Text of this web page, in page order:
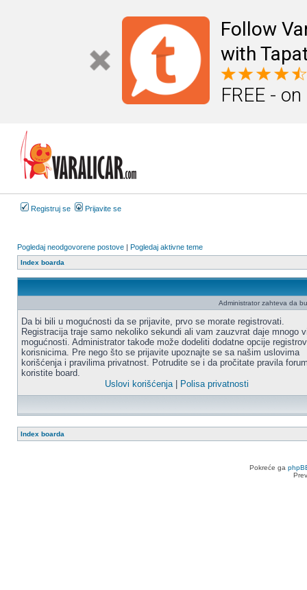
Follow
with
FREE -
Registruj se Prijavite se
Pogledaj neodgovorene postove | Pogledaj aktivne teme
Index boarda
Administrator zahteva da
Da bi bili u mogućnosti da se prijavite, prvo se morate registrovati.
Registracija traje samo nekoliko sekundi ali vam zauzvrat daje mnogo
mogućnosti. Administrator takođe može dodeliti dodatne opcije
korisnicima. Pre nego što se prijavite upoznajte se sa našim uslovima
korišćenja i pravilima privatnost. Potrudite se i da pročitate pravila
koristite board.
Uslovi korišćenja| Polisa privatnosti
Index boarda
Pokreće ga